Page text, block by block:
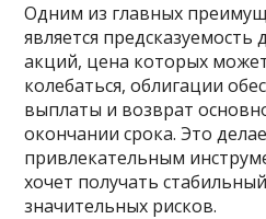
Одним из главных
является предсказуемость
акций, цена которых
колебаться, облигации
выплаты и возврат
окончании срока. Это
привлекательным
хочет получать
значительных рисков.